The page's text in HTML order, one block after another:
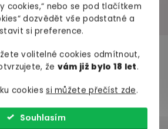
cookies,“ nebo se pod tlačítkem
dozvědět vše podstatné a
si preference.
volitelné cookies odmítnout,
že vám již bylo 18 let.
cookiessi můžete přečíst zde.
Souhlasím
ZDARMA
přidávají